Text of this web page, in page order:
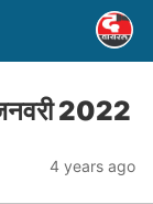
2022
4 years ago